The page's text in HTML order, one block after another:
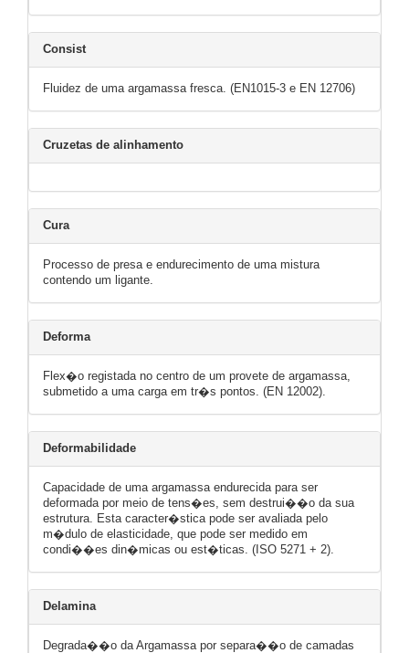
Consist
Fluidez de uma argamassa fresca. (EN1015-3 e EN 12706)
Cruzetas de alinhamento
Cura
Processo de presa e endurecimento de uma mistura
contendo um ligante.
Deforma
Flex�o registada no centro de um provete de argamassa,
submetido a uma carga em tr�s pontos. (EN 12002).
Deformabilidade
Capacidade de uma argamassa endurecida para ser
deformada por meio de tens�es, sem destrui��o da sua
estrutura. Esta caracter�stica pode ser avaliada pelo
m�dulo de elasticidade, que pode ser medido em
condi��es din�micas ou est�ticas. (ISO 5271 + 2).
Delamina
Degrada��o da Argamassa por separa��o de camadas